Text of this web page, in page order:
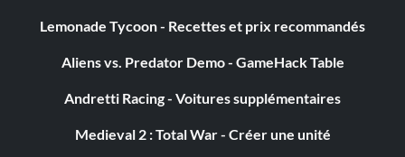
Kuk Fighter bomber - /cheat ajouter Kuk Fighter Bomber
Temple - /cheat add temple
Œil de scout - /cheat ajouter Œil de scout
Lemonade Tycoon - Recettes et prix recommandés
Aliens vs. Predator Demo - GameHack Table
Andretti Racing - Voitures supplémentaires
Medieval 2 : Total War - Créer une unité